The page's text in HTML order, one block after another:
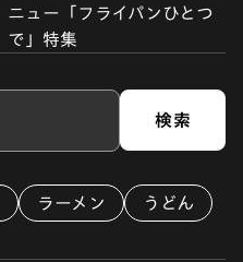
ニュー「フライパンひとつ
で」特集
検索
ラーメン うどん